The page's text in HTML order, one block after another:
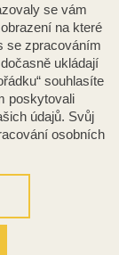
Plzeň se vám
na které
se zpracováním
ukládají
souhlasíte
poskytovali
údajů. Svůj
osobních